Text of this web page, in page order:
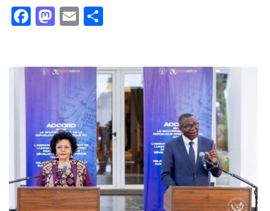
Facebook
Mastodon
Email